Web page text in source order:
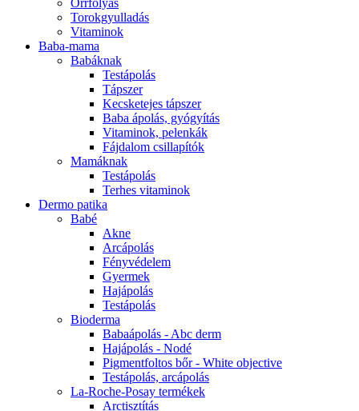
Orrfolyás
Torokgyulladás
Vitaminok
Baba-mama
Babáknak
Testápolás
Tápszer
Kecsketejes tápszer
Baba ápolás, gyógyítás
Vitaminok, pelenkák
Fájdalom csillapítók
Mamáknak
Testápolás
Terhes vitaminok
Dermo patika
Babé
Akne
Arcápolás
Fényvédelem
Gyermek
Hajápolás
Testápolás
Bioderma
Babaápolás - Abc derm
Hajápolás - Nodé
Pigmentfoltos bőr - White objective
Testápolás, arcápolás
La-Roche-Posay termékek
Arctisztítás